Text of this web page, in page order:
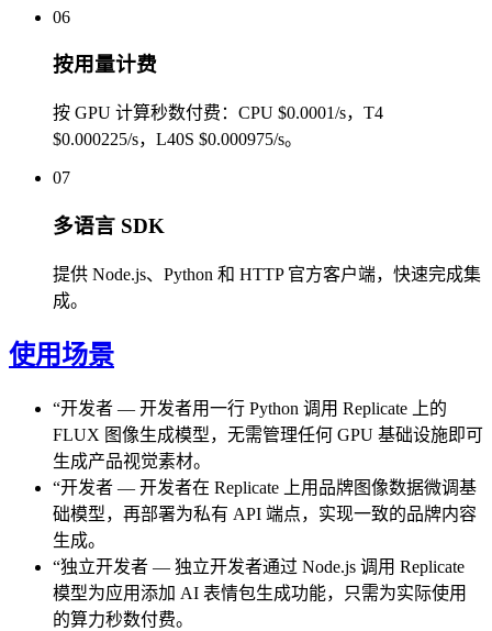
06
按用量计费
按 GPU 计算秒数付费：CPU $0.0001/s，T4
$0.000225/s，L40S $0.000975/s。
07
多语言 SDK
提供 Node.js、Python 和 HTTP 官方客户端，快速完成集
成。
使用场景
“开发者 — 开发者用一行 Python 调用 Replicate 上的
FLUX 图像生成模型，无需管理任何 GPU 基础设施即可
生成产品视觉素材。
“开发者 — 开发者在 Replicate 上用品牌图像数据微调基
础模型，再部署为私有 API 端点，实现一致的品牌内容
生成。
“独立开发者 — 独立开发者通过 Node.js 调用 Replicate
模型为应用添加 AI 表情包生成功能，只需为实际使用
的算力秒数付费。